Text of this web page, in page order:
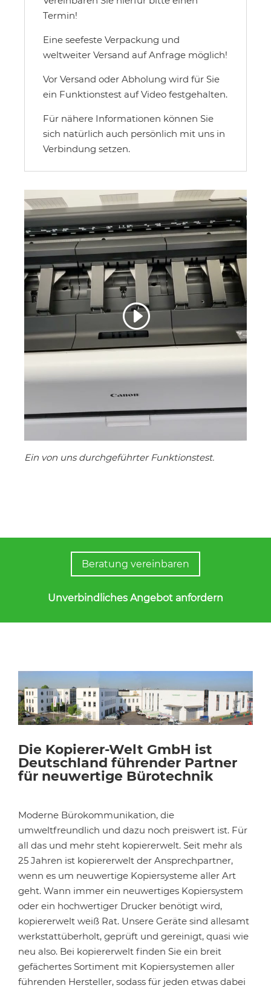
Termin!
Eine seefeste Verpackung und
weltweiter Versand auf Anfrage möglich!
Vor Versand oder Abholung wird für Sie
ein Funktionstest auf Video festgehalten.
Für nähere Informationen können Sie
sich natürlich auch persönlich mit uns in
Verbindung setzen.
Ein von uns durchgeführter Funktionstest.
Beratung vereinbaren
Unverbindliches Angebot anfordern
Die Kopierer-Welt GmbH ist
Deutschland führender Partner
für neuwertige Bürotechnik
Moderne Bürokommunikation, die
umweltfreundlich und dazu noch preiswert ist. Für
all das und mehr steht kopiererwelt. Seit mehr als
25 Jahren ist kopiererwelt der Ansprechpartner,
wenn es um neuwertige Kopiersysteme aller Art
geht. Wann immer ein neuwertiges Kopiersystem
oder ein hochwertiger Drucker benötigt wird,
kopiererwelt weiß Rat. Unsere Geräte sind allesamt
werkstattüberholt, geprüft und gereinigt, quasi wie
neu also. Bei kopiererwelt finden Sie ein breit
gefächertes Sortiment mit Kopiersystemen aller
führenden Hersteller, sodass für jeden etwas dabei